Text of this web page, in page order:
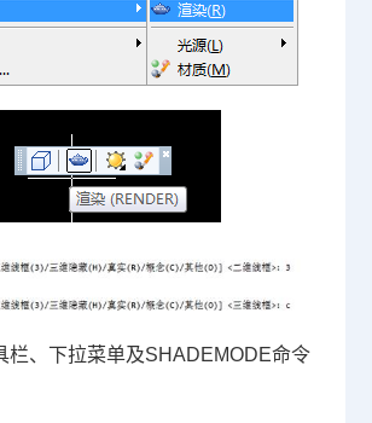
、下拉菜单及SHADEMODE命令